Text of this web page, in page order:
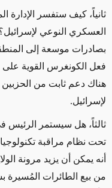
ثانياً، كيف ستفسر الإدارة
العسكري النوعي
بصادرات موسعة إلى
فعل الكونغرس القوية على
هناك دعم ثابت من
لإسرائيل.
ثالثاً، هل سيستمر الرئيس
تحت نظام مراقبة
أنه يمكن أن يزيد مرونة
من بيع الطائرات